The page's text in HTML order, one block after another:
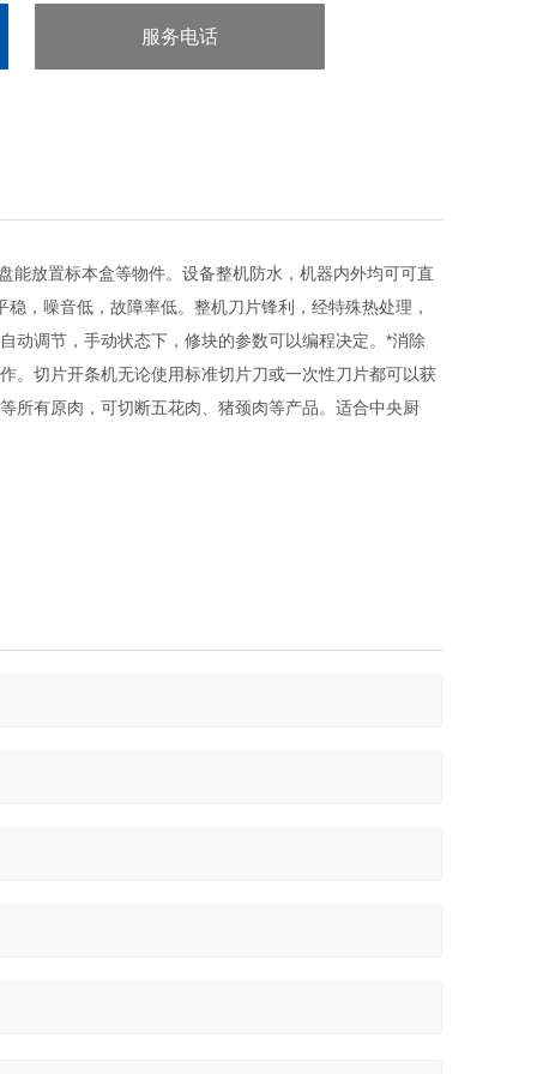
服务电话
能放置标本盒等物件。设备整机防水，机器内外均可可直
，噪音低，故障率低。整机刀片锋利，经特殊热处理，
动调节，手动状态下，修块的参数可以编程决定。*消除
。切片开条机无论使用标准切片刀或一次性刀片都可以获
所有原肉，可切断五花肉、猪颈肉等产品。适合中央厨